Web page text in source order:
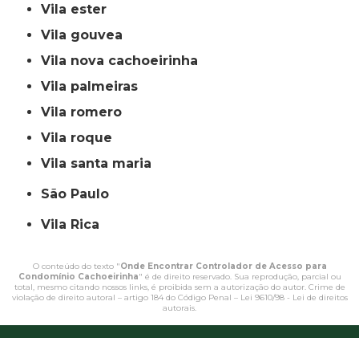
vila ester
vila gouvea
vila nova cachoeirinha
vila palmeiras
vila romero
vila roque
vila santa maria
São Paulo
Vila Rica
O conteúdo do texto "Onde Encontrar Controlador de Acesso para
Condomínio Cachoeirinha" é de direito reservado. Sua reprodução, parcial ou
total, mesmo citando nossos links, é proibida sem a autorização do autor. Crime de
violação de direito autoral – artigo 184 do Código Penal – Lei 9610/98 - Lei de direitos
autorais.